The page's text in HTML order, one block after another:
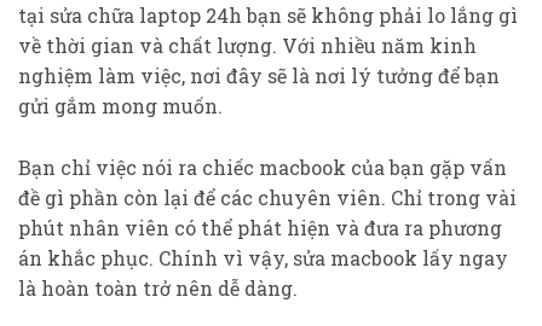
tại sửa chữa laptop 24h bạn sẽ không phải lo lắng gì
về thời gian và chất lượng. Với nhiều năm kinh
nghiệm làm việc, nơi đây sẽ là nơi lý tưởng để bạn
gửi gắm mong muốn.
Bạn chỉ việc nói ra chiếc macbook của bạn gặp vấn
đề gì phần còn lại để các chuyên viên. Chỉ trong vài
phút nhân viên có thể phát hiện và đưa ra phương
án khắc phục. Chính vì vậy, sửa macbook lấy ngay
là hoàn toàn trở nên dễ dàng.